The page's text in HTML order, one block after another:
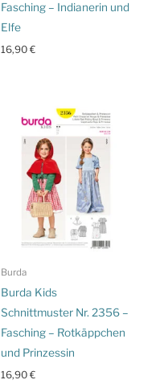
Fasching – Indianerin und
Elfe
16,90€
Burda
Burda Kids
Schnittmuster Nr. 2356 –
Fasching – Rotkäppchen
und Prinzessin
16,90€